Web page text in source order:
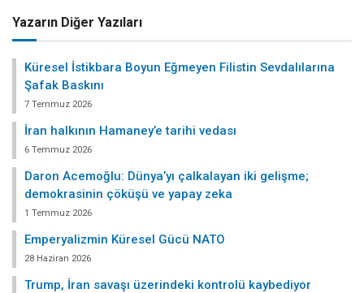
Yazarın Diğer Yazıları
Küresel İstikbara Boyun Eğmeyen Filistin Sevdalılarına
Şafak Baskını
7 Temmuz 2026
İran halkının Hamaney’e tarihi vedası
6 Temmuz 2026
Daron Acemoğlu: Dünya’yı çalkalayan iki gelişme;
demokrasinin çöküşü ve yapay zeka
1 Temmuz 2026
Emperyalizmin Küresel Gücü NATO
28 Haziran 2026
Trump, İran savaşı üzerindeki kontrolü kaybediyor